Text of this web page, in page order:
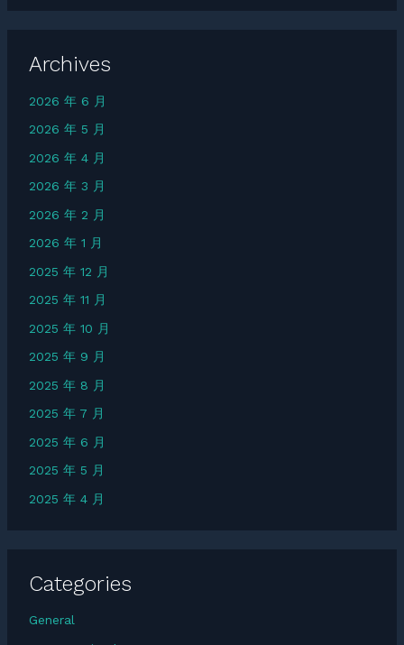
Archives
2026 年 6 月
2026 年 5 月
2026 年 4 月
2026 年 3 月
2026 年 2 月
2026 年 1 月
2025 年 12 月
2025 年 11 月
2025 年 10 月
2025 年 9 月
2025 年 8 月
2025 年 7 月
2025 年 6 月
2025 年 5 月
2025 年 4 月
Categories
General